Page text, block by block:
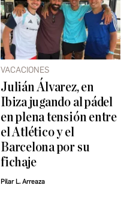
VACACIONES
Julián Álvarez, en
Ibiza jugando al pádel
en plena tensión entre
el Atlético y el
Barcelona por su
fichaje
Pilar L. Arreaza